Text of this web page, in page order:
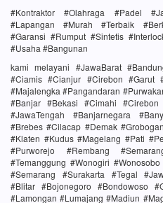
#Kontraktor #Olahraga #Padel
#Lapangan #Murah #Terbaik
#Garansi #Rumput #Sintetis
#Usaha #Bangunan
kami melayani #JawaBarat
#Ciamis #Cianjur #Cirebon #Garut
#Majalengka #Pangandaran
#Banjar #Bekasi #Cimahi #Cirebon
#JawaTengah #Banjarnegara
#Brebes #Cilacap #Demak
#Klaten #Kudus #Magelang #Pati
#Purworejo #Rembang
#Temanggung #Wonogiri
#Semarang #Surakarta #Tegal
#Blitar #Bojonegoro #Bondowoso
#Lamongan #Lumajang #Madiun